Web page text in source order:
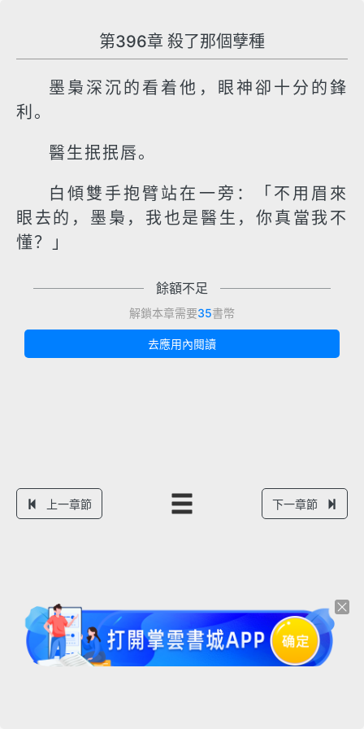
第396章 殺了那個孽種
墨梟深沉的看着他，眼神卻十分的鋒
利。
醫生抿抿唇。
白傾雙手抱臂站在一旁：「不用眉來
眼去的，墨梟，我也是醫生，你真當我不
懂？」
餘額不足
解鎖本章需要35書幣
去應用內閱讀
上一章節 下一章節